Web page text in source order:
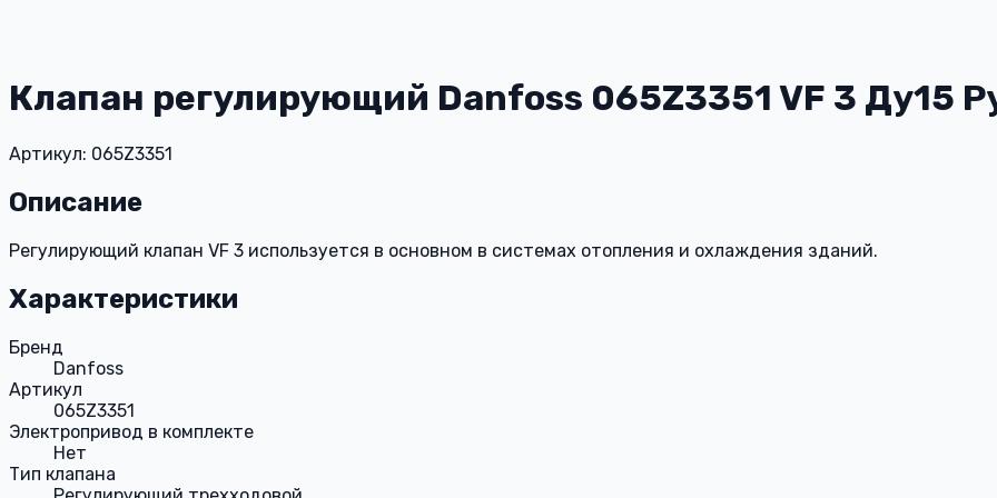
Клапан регулирующий Danfoss 065Z3351 VF 3 Ду15
Артикул: 065Z3351
Описание
Регулирующий клапан VF 3 используется в основном в системах отопления и охлаждения зданий.
Характеристики
Бренд
Danfoss
Артикул
065Z3351
Электропривод в комплекте
Нет
Тип клапана